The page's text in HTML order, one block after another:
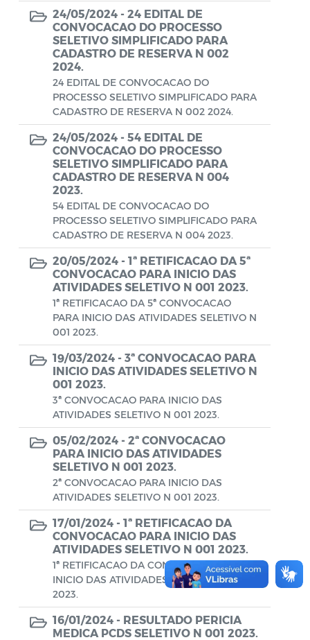
Conselho Municipal de Educação
Conselho Municipal de Habitação -
Conselho Municipal de Saúde
Conselho Municipal de Turismo
Conselho Municipal do Desenvolvimento
Sustentável Rural e Pesqueiro de
Araruama – COMDESURP-AR
Conselho Municipal do Idoso (COMID)
Conselho Municipal do Meio Ambiente -
CONDEMA
Conselho Municipal dos Direitos da
Criança e do Adolescente de Araruama -
CMDCAA
Contratos
Convênio
Convocação
Diário oficial
Editais
Emendas Parlamentares
Extrato de Contratos
Extrato de Inexigibilidade
Instruções Normativas
Intimação
JARI - Junta Recursos de Infração de
24/05/2024 - 24 EDITAL DE
CONVOCACAO DO PROCESSO
SELETIVO SIMPLIFICADO PARA
CADASTRO DE RESERVA N 002
2024.
24 EDITAL DE CONVOCACAO DO
PROCESSO SELETIVO SIMPLIFICADO PARA
CADASTRO DE RESERVA N 002 2024.
24/05/2024 - 54 EDITAL DE
CONVOCACAO DO PROCESSO
SELETIVO SIMPLIFICADO PARA
CADASTRO DE RESERVA N 004
2023.
54 EDITAL DE CONVOCACAO DO
PROCESSO SELETIVO SIMPLIFICADO PARA
CADASTRO DE RESERVA N 004 2023.
20/05/2024 - 1ª RETIFICACAO DA 5ª
CONVOCACAO PARA INICIO DAS
ATIVIDADES SELETIVO N 001 2023.
1ª RETIFICACAO DA 5ª CONVOCACAO
PARA INICIO DAS ATIVIDADES SELETIVO N
001 2023.
19/03/2024 - 3ª CONVOCACAO PARA
INICIO DAS ATIVIDADES SELETIVO N
001 2023.
3ª CONVOCACAO PARA INICIO DAS
ATIVIDADES SELETIVO N 001 2023.
05/02/2024 - 2ª CONVOCACAO
PARA INICIO DAS ATIVIDADES
SELETIVO N 001 2023.
2ª CONVOCACAO PARA INICIO DAS
ATIVIDADES SELETIVO N 001 2023.
17/01/2024 - 1ª RETIFICACAO DA
CONVOCACAO PARA INICIO DAS
ATIVIDADES SELETIVO N 001 2023.
1ª RETIFICACAO DA CONVOCACAO PARA
INICIO DAS ATIVIDADES SELETIVO N 001
2023.
16/01/2024 - RESULTADO PERICIA
MEDICA PCDS SELETIVO N 001 2023.